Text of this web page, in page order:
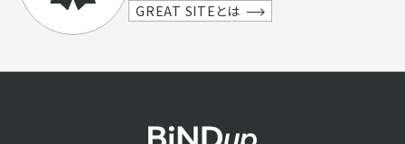
GREAT SITEとは